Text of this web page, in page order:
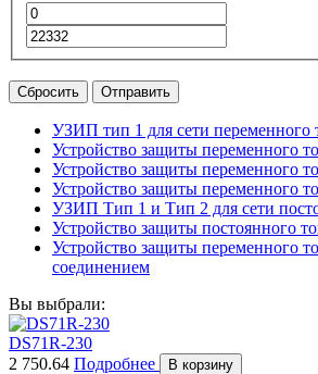
Сбросить Отправить
УЗИП тип 1 для сети переменного
Устройство защиты переменного
Устройство защиты переменного
Устройство защиты переменного
УЗИП Тип 1 и Тип 2 для сети
Устройство защиты постоянного
Устройство защиты переменного
соединением
Вы выбрали:
DS71R-230
2 750.64 Подробнее В корзину